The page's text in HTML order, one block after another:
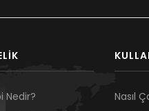
Nedir?
Nasıl